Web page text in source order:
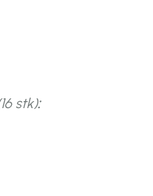
stk):